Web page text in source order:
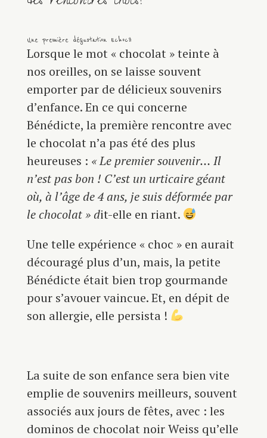
Une première dégustation « choc »
Lorsque le mot « chocolat » teinte à
nos oreilles, on se laisse souvent
emporter par de délicieux souvenirs
d’enfance. En ce qui concerne
Bénédicte, la première rencontre avec
le chocolat n’a pas été des plus
heureuses : « Le premier souvenir… Il
n’est pas bon ! C’est un urticaire géant
où, à l’âge de 4 ans, je suis déformée par
le chocolat » dit-elle en riant.
Une telle expérience « choc » en aurait
découragé plus d’un, mais, la petite
Bénédicte était bien trop gourmande
pour s’avouer vaincue. Et, en dépit de
son allergie, elle persista !
La suite de son enfance sera bien vite
emplie de souvenirs meilleurs, souvent
associés aux jours de fêtes, avec : les
dominos de chocolat noir Weiss qu’elle